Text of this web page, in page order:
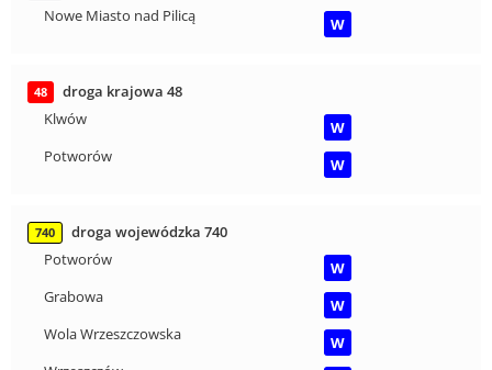
Nowe Miasto nad Pilicą
W
48
droga krajowa 48
Klwów
W
Potworów
W
740
droga wojewódzka 740
Potworów
W
Grabowa
W
Wola Wrzeszczowska
W